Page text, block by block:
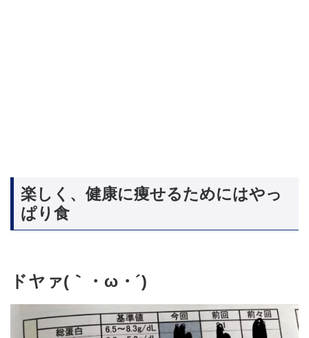
楽しく、健康に痩せるためにはやっ
ぱり食
ドヤァ(｀・ω・´)